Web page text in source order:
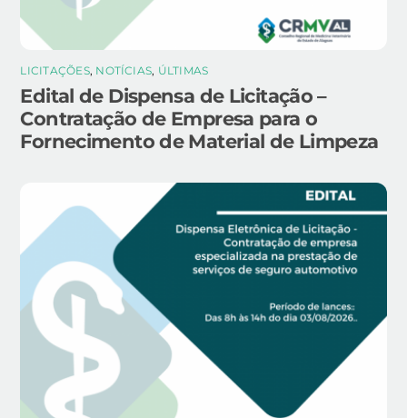
LICITAÇÕES, NOTÍCIAS, ÚLTIMAS
Edital de Dispensa de Licitação –
Contratação de Empresa para o
Fornecimento de Material de Limpeza